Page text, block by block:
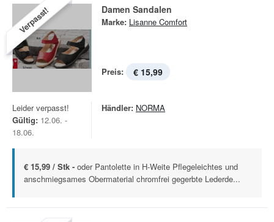
Verpasst! Damen Sandalen
Marke: Lisanne Comfort
Preis: € 15,99
Leider verpasst!
Gültig: 12.06. -
18.06.
Händler: NORMA
€ 15,99 / Stk - oder Pantolette in H-Weite Pflegeleichtes und
anschmiegsames Obermaterial chromfrei gegerbte Lederde...